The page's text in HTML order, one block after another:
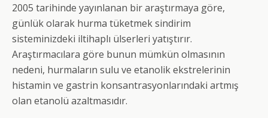
2005 tarihinde yayınlanan bir araştırmaya göre,
günlük olarak hurma tüketmek sindirim
sisteminizdeki iltihaplı ülserleri yatıştırır.
Araştırmacılara göre bunun mümkün olmasının
nedeni, hurmaların sulu ve etanolik ekstrelerinin
histamin ve gastrin konsantrasyonlarındaki artmış
olan etanolü azaltmasıdır.